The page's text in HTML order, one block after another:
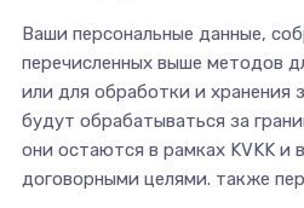
Ваши персональные данные,
перечисленных выше методов
или для обработки и хранения
будут обрабатываться за
они остаются в рамках KVKK и
договорными целями. также